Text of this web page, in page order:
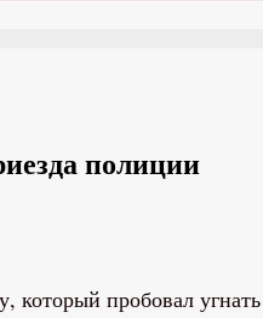
полиции
пробовал